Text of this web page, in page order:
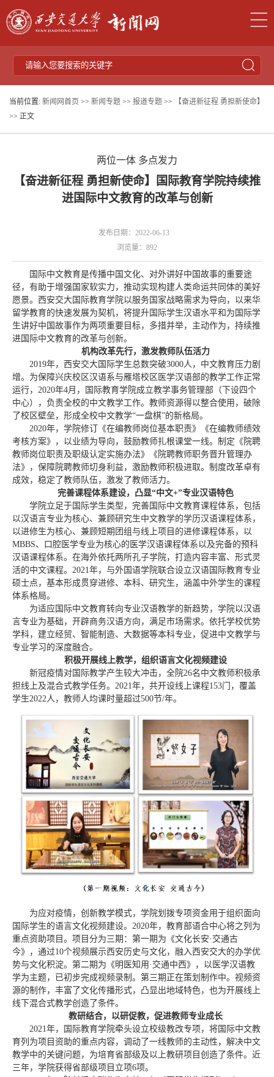
当前位置: 新闻网首页 >> 新闻专题 >> 报道专题 >>
【奋进新征程 勇担新使命】
>> 正文
两位一体 多点发力
【奋进新征程 勇担新使命】国际教育学院持续推
进国际中文教育的改革与创新
发布日期：2022-06-13
浏览量： 892
国际中文教育是传播中国文化、对外讲好中国故事的重要途
径，有助于增强国家软实力，推动实现构建人类命运共同体的美好
愿景。西安交大国际教育学院以服务国家战略需求为导向，以来华
留学教育的快速发展为契机，将提升国际学生汉语水平和为国际学
生讲好中国故事作为两项重要目标，多措并举，主动作为，持续推
进国际中文教育的改革与创新。
机构改革先行，激发教师队伍活力
2019年，西安交大国际学生总数突破3000人，中文教育压力剧
增。为保障兴庆校区汉语系与雁塔校区医学汉语部的教学工作正常
运行，2020年4月，国际教育学院成立教学事务管理部（下设四个
中心），负责全校的中文教学工作。教师资源得以整合使用，破除
了校区壁垒，形成全校中文教学“一盘棋”的新格局。
2020年，学院修订《在编教师岗位基本职责》《在编教师绩效
考核方案》，以业绩为导向，鼓励教师扎根课堂一线。制定《院聘
教师岗位职责及职级认定实施办法》《院聘教师职务晋升管理办
法》，保障院聘教师切身利益，激励教师积极进取。制度改革卓有
成效，稳定了教师队伍，激发了教师活力。
完善课程体系建设，凸显“中文+”专业汉语特色
学院立足于国际学生类型，完善国际中文教育课程体系，包括
以汉语言专业为核心、兼顾研究生中文教学的学历汉语课程体系，
以进修生为核心、兼顾短期团组与线上项目的进修课程体系，以
MBBS、口腔医学专业为核心的医学汉语课程体系以及完备的预科
汉语课程体系。在海外依托两所孔子学院，打造内容丰富、形式灵
活的中文课程。2021年，与外国语学院联合设立汉语国际教育专业
硕士点，基本形成贯穿进修、本科、研究生，涵盖中外学生的课程
体系格局。
为适应国际中文教育转向专业汉语教学的新趋势，学院以汉语
言专业为基础，开辟商务汉语方向，满足市场需求。依托学校优势
学科，建立经贸、智能制造、大数据等本科专业，促进中文教学与
专业学习的深度融合。
积极开展线上教学，组织语言文化视频建设
新冠疫情对国际教学产生较大冲击，全院26名中文教师积极承
担线上及混合式教学任务。2021年，共开设线上课程153门，覆盖
学生2022人，教师人均课时量超过500节/年。
为应对疫情，创新教学模式，学院划拨专项资金用于组织面向
国际学生的语言文化视频建设。2020年，教育部语合中心将之列为
重点资助项目。项目分为三期：第一期为《文化长安·交通古
今》，通过10个视频展示西安历史与文化，融入西安交大的办学优
势与文化积淀。第二期为《明医知用·交通中西》，以医学汉语教
学为主题，已初步完成视频录制。第三期正在策划制作中。视频资
源的制作，丰富了文化传播形式，凸显出地域特色，也为开展线上
线下混合式教学创造了条件。
教研结合，以研促教，促进教师专业成长
2021年，国际教育学院牵头设立校级教改专项，将国际中文教
育列为项目资助的重点内容，调动了一线教师的主动性，解决中文
教学中的关键问题，为培育省部级及以上教研项目创造了条件。近
三年，学院获得省部级项目立项6项。